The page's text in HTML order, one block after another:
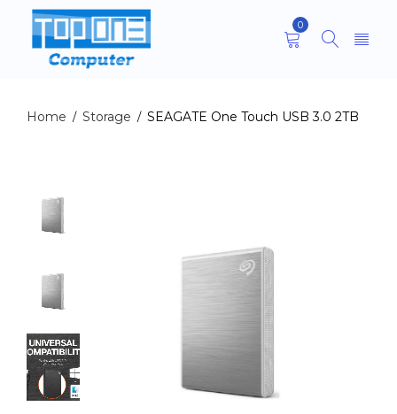
0
Home / Storage / SEAGATE One Touch USB 3.0 2TB